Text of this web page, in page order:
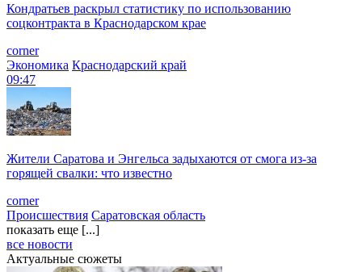
Кондратьев раскрыл статистику по использованию
соцконтракта в Краснодарском крае
corner
Экономика Краснодарский край
09:47
Жители Саратова и Энгельса задыхаются от смога из-за
горящей свалки: что известно
corner
Происшествия Саратовская область
показать еще [...]
все новости
Актуальные сюжеты